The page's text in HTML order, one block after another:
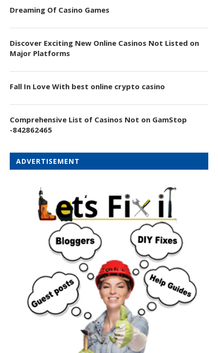
Dreaming Of Casino Games
Discover Exciting New Online Casinos Not Listed on
Major Platforms
Fall In Love With best online crypto casino
Comprehensive List of Casinos Not on GamStop
-842862465
ADVERTISEMENT